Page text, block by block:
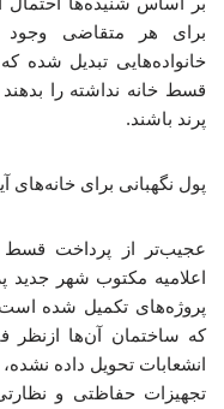
برای هر متقاضی
خانواده‌هایی تبدیل شده که
قسط خانه نداشته را
پرند باشند.
پول نگهبانی برای خانه‌های
عجیب‌تر از پرداخت قسط
اعلامیه مکتوب شهر جدید
پروژه‌های تکمیل شده است.
که ساختمان آن‌ها ازنظر
انشعابات تحویل داده